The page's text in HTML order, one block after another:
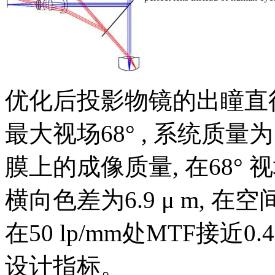
优化后投影物镜的出瞳直
最大视场68° , 系统质量
膜上的成像质量, 在68°
横向色差为6.9 μ m, 在空
在50 lp/mm处MTF接近
设计指标。